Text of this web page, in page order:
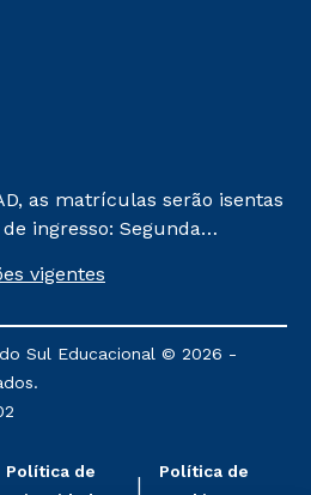
as matrículas serão isentas
ingresso: Segunda
de matrícula será de R$
aos cursos: Ensino
a Docência e Metodologia
Atuais.
vigentes
Sul Educacional © 2026 -
Política de
Política de